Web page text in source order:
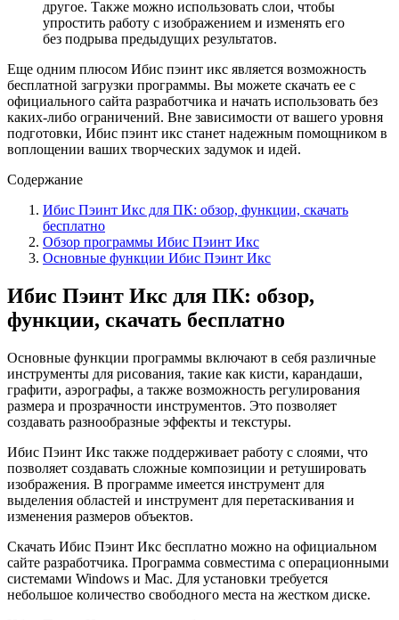
другое. Также можно использовать слои, чтобы
упростить работу с изображением и изменять его
без подрыва предыдущих результатов.
Еще одним плюсом Ибис пэинт икс является возможность
бесплатной загрузки программы. Вы можете скачать ее с
официального сайта разработчика и начать использовать без
каких-либо ограничений. Вне зависимости от вашего уровня
подготовки, Ибис пэинт икс станет надежным помощником в
воплощении ваших творческих задумок и идей.
Содержание
Ибис Пэинт Икс для ПК: обзор, функции, скачать
бесплатно
Обзор программы Ибис Пэинт Икс
Основные функции Ибис Пэинт Икс
Ибис Пэинт Икс для ПК: обзор,
функции, скачать бесплатно
Основные функции программы включают в себя различные
инструменты для рисования, такие как кисти, карандаши,
графити, аэрографы, а также возможность регулирования
размера и прозрачности инструментов. Это позволяет
создавать разнообразные эффекты и текстуры.
Ибис Пэинт Икс также поддерживает работу с слоями, что
позволяет создавать сложные композиции и ретушировать
изображения. В программе имеется инструмент для
выделения областей и инструмент для перетаскивания и
изменения размеров объектов.
Скачать Ибис Пэинт Икс бесплатно можно на официальном
сайте разработчика. Программа совместима с операционными
системами Windows и Mac. Для установки требуется
небольшое количество свободного места на жестком диске.